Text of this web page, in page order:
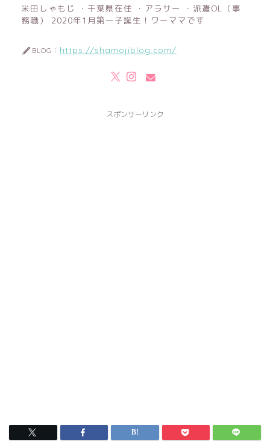
米田しゃもじ ・千葉県在住 ・アラサー ・派遣OL（事
務職） 2020年1月第一子誕生！ワーママです
BLOG： https://shamojiblog.com/
スポンサーリンク